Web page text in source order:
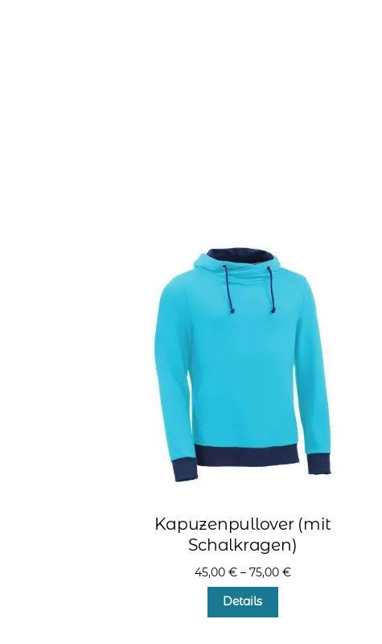
Kapuzenpullover (mit
Schalkragen)
45,00 €– 75,00 €
Details